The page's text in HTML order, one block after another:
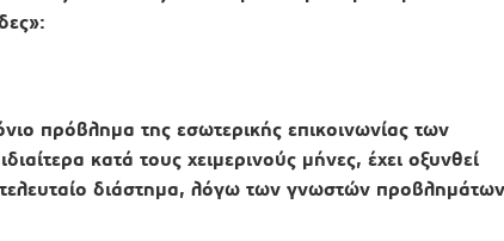
πρόβλημα της εσωτερικής επικοινωνίας των
κατά τους χειμερινούς μήνες, έχει οξυνθεί
διάστημα, λόγω των γνωστών